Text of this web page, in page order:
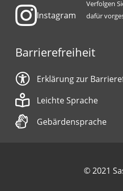
Instagram
Verfolgen
dafür
Barrierefreiheit
Erklärung zur
Leichte Sprache
Gebärdensprache
© 2021